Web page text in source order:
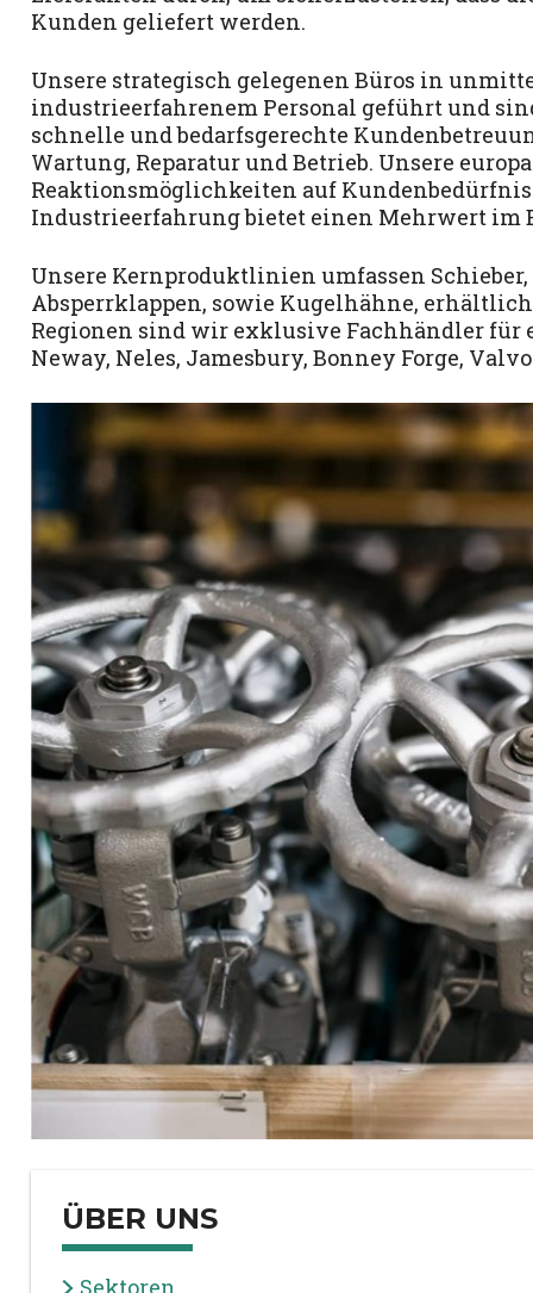
Kunden geliefert werden.
Unsere strategisch gelegenen Büros in
industrieerfahrenem Personal geführt und
schnelle und bedarfsgerechte
Wartung, Reparatur und Betrieb. Unsere
Reaktionsmöglichkeiten auf
Industrieerfahrung bietet einen Mehrwert im
Unsere Kernproduktlinien umfassen
Absperrklappen, sowie Kugelhähne,
Regionen sind wir exklusive Fachhändler für
Neway, Neles, Jamesbury, Bonney Forge,
ÜBER UNS
Sektoren